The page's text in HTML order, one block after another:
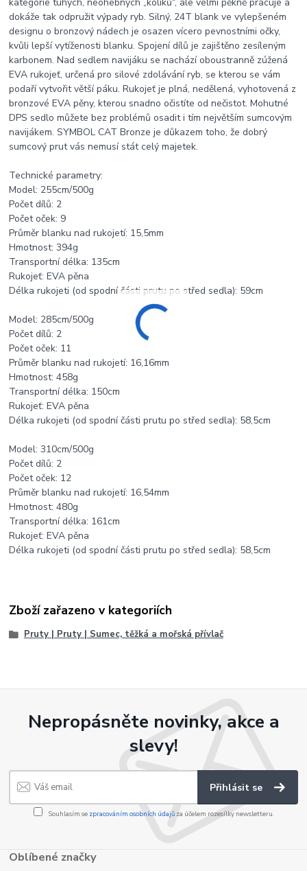
dokáže tak odpružit výpady ryb. Silný, 24T blank ve vylepšeném
designu o bronzový nádech je osazen vícero pevnostními očky,
kvůli lepší vytíženosti blanku. Spojení dílů je zajištěno zesíleným
karbonem. Nad sedlem navijáku se nachází oboustranně zúžená
EVA rukojeť, určená pro silové zdolávání ryb, se kterou se vám
podaří vytvořit větší páku. Rukojeť je plná, nedělená, vyhotovená z
bronzové EVA pěny, kterou snadno očistíte od nečistot. Mohutné
DPS sedlo můžete bez problémů osadit i tím největším sumcovým
navijákem. SYMBOL CAT Bronze je důkazem toho, že dobrý
sumcový prut vás nemusí stát celý majetek.
Technické parametry:
Model: 255cm/500g
Počet dílů: 2
Počet oček: 9
Průměr blanku nad rukojetí: 15,5mm
Hmotnost: 394g
Transportní délka: 135cm
Rukojeť: EVA pěna
Délka rukojeti (od spodní části prutu po střed sedla): 59cm
Model: 285cm/500g
Počet dílů: 2
Počet oček: 11
Průměr blanku nad rukojetí: 16,16mm
Hmotnost: 458g
Transportní délka: 150cm
Rukojeť: EVA pěna
Délka rukojeti (od spodní části prutu po střed sedla): 58,5cm
Model: 310cm/500g
Počet dílů: 2
Počet oček: 12
Průměr blanku nad rukojetí: 16,54mm
Hmotnost: 480g
Transportní délka: 161cm
Rukojeť: EVA pěna
Délka rukojeti (od spodní části prutu po střed sedla): 58,5cm
Zboží zařazeno v kategoriích
Pruty | Pruty | Sumec, těžká a mořská přívlač
Nepropásněte novinky, akce a
slevy!
Přihlásit se
Souhlasím se zpracováním osobních údajůza účelem rozesílky newsletteru.
Oblíbené značky